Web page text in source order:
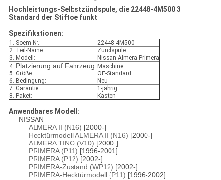
Hochleistungs-Selbstzündspule, die 22448-4M500 3
Standard der Stiftoe funkt
Spezifikationen:
1. Soem Nr.:
22448-4M500
2. Teil-Name:
Zündspule
3. Modell:
Nissan Almera Primera
4. Platzierung auf Fahrzeug: Maschine
5. Größe:
OE-Standard
6. Bedingung:
Neu
7. Garantie:
1-jährig
8. Paket:
Kasten
Anwendbares Modell:
NISSAN
ALMERA II (N16) [2000-]
Hecktürmodell ALMERA II (N16) [2000-]
ALMERA TINO (V10) [2000-]
PRIMERA (P11) [1996-2001]
PRIMERA (P12) [2002-]
PRIMERA-Zustand (WP12) [2002-]
PRIMERA-Hecktürmodell (P11) [1996-2002]